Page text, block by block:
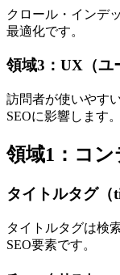
クロール・インデ
最適化です。
領域3：UX（ユ
訪問者が使いやす
SEOに影響します。
領域1：コ
タイトルタグ（
タイトルタグは検
SEO要素です。